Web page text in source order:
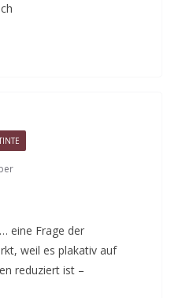
eine Frage der
weil es plakativ auf
reduziert ist –